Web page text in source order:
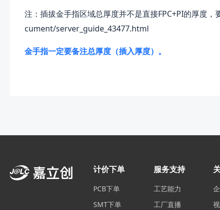
注：插拔金手指区域总厚度并不是直接FPC+PI的厚度
cument/server_guide_43477.html
金手指一定要备注总厚度（插入厚度）。
计价下单
PCB下单
SMT下单
服务支持
工艺能力
工厂直播